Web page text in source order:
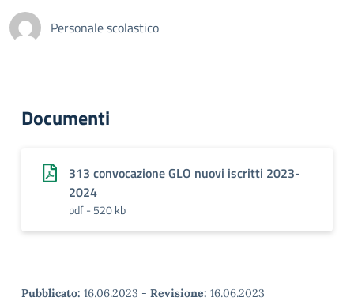
Personale scolastico
Documenti
313 convocazione GLO nuovi iscritti 2023-
2024
pdf - 520 kb
Pubblicato: 16.06.2023 - Revisione: 16.06.2023